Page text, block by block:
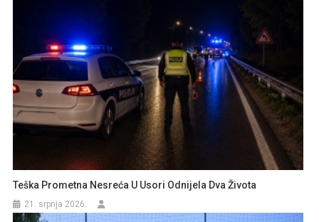
Teška Prometna Nesreća U Usori Odnijela Dva Života
21. srpnja 2026.